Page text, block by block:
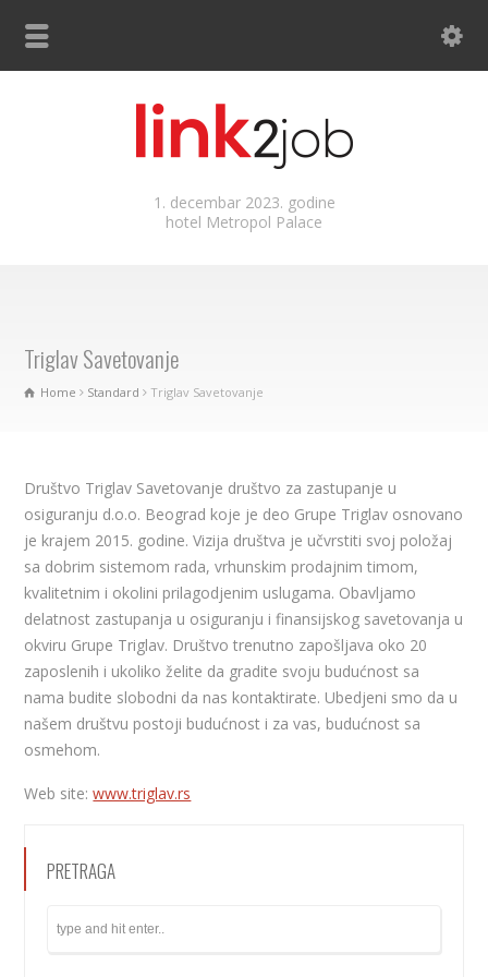
1. decembar 2023. godine
hotel Metropol Palace
Triglav Savetovanje
Home Standard Triglav Savetovanje
Društvo Triglav Savetovanje društvo za zastupanje u
osiguranju d.o.o. Beograd koje je deo Grupe Triglav osnovano
je krajem 2015. godine. Vizija društva je učvrstiti svoj položaj
sa dobrim sistemom rada, vrhunskim prodajnim timom,
kvalitetnim i okolini prilagodjenim uslugama. Obavljamo
delatnost zastupanja u osiguranju i finansijskog savetovanja u
okviru Grupe Triglav. Društvo trenutno zapošljava oko 20
zaposlenih i ukoliko želite da gradite svoju budućnost sa
nama budite slobodni da nas kontaktirate. Ubedjeni smo da u
našem društvu postoji budućnost i za vas, budućnost sa
osmehom.
Web site:www.triglav.rs
PRETRAGA